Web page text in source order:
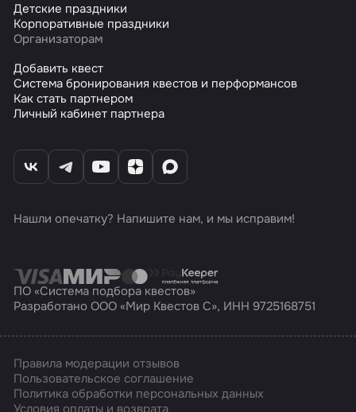
Детские праздники
Корпоративные праздники
Организаторам
Добавить квест
Система бронирования квестов и перформансов
Как стать партнером
Личный кабинет партнера
Нашли опечатку? Напишите нам, и мы исправим!
ПО «Система подбора квестов»
Разработано ООО «Мир Квестов С», ИНН 9725168751
Правила модерации отзывов
Пользовательское соглашение
Политика обработки персональных данных
Условия оплаты и возврата